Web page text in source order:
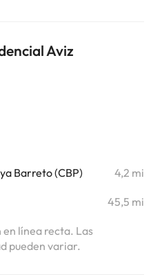
Aviz
Barreto (CBP) 4,2 mi
45,5 mi
en línea recta. Las
pueden variar.